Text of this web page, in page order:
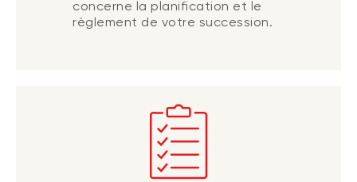
concerne la planification et le
règlement de votre succession.